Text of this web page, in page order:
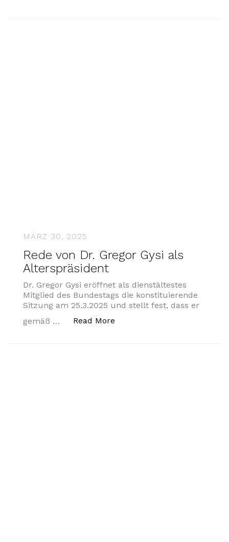
MÄRZ 30, 2025
Rede von Dr. Gregor Gysi als
Alterspräsident
Dr. Gregor Gysi eröffnet als dienstältestes
Mitglied des Bundestags die konstituierende
Sitzung am 25.3.2025 und stellt fest, dass er
gemäß …
Read More